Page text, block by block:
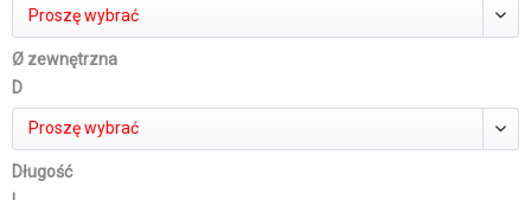
Proszę wybrać
Ø zewnętrzna
D
Proszę wybrać
Długość